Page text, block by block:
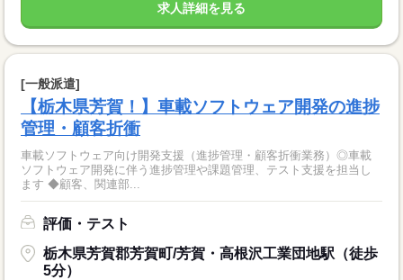
求人詳細を見る
[一般派遣]
【栃木県芳賀！】車載ソフトウェア開発の進捗
管理・顧客折衝
車載ソフトウェア向け開発支援（進捗管理・顧客折衝業務）◎車載
ソフトウェア開発に伴う進捗管理や課題管理、テスト支援を担当し
ます ◆顧客、関連部...
評価・テスト
栃木県芳賀郡芳賀町/芳賀・高根沢工業団地駅（徒歩
5分）